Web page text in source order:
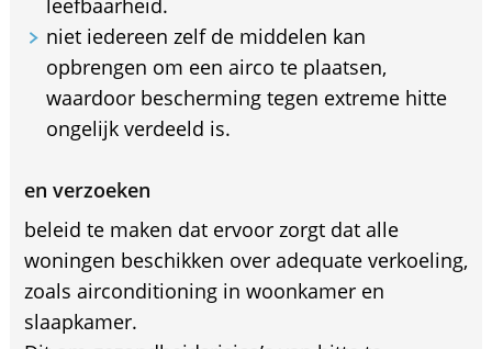
niet iedereen zelf de middelen kan
opbrengen om een airco te plaatsen,
waardoor bescherming tegen extreme hitte
ongelijk verdeeld is.
en verzoeken
beleid te maken dat ervoor zorgt dat alle
woningen beschikken over adequate verkoeling,
zoals airconditioning in woonkamer en
slaapkamer.